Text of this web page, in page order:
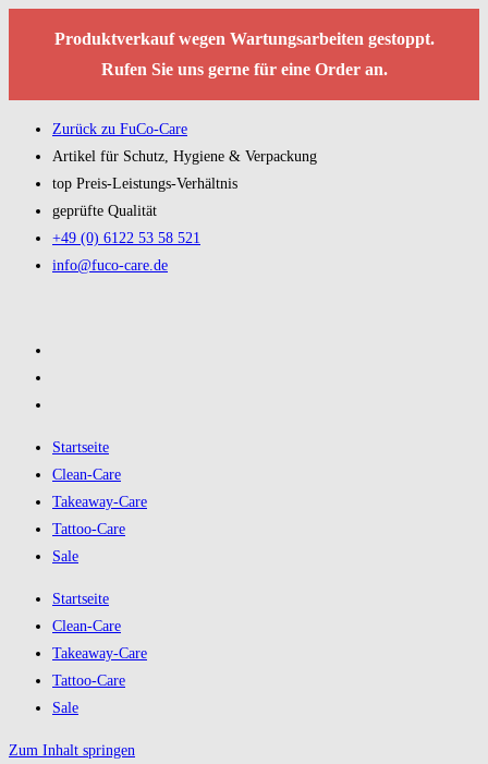
Produktverkauf wegen Wartungsarbeiten gestoppt.
Rufen Sie uns gerne für eine Order an.
Zurück zu FuCo-Care
Artikel für Schutz, Hygiene & Verpackung
top Preis-Leistungs-Verhältnis
geprüfte Qualität
+49 (0) 6122 53 58 521
info@fuco-care.de
Startseite
Clean-Care
Takeaway-Care
Tattoo-Care
Sale
Startseite
Clean-Care
Takeaway-Care
Tattoo-Care
Sale
Zum Inhalt springen